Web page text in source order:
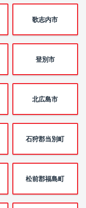
歌志内市
登別市
北広島市
石狩郡当別町
松前郡福島町